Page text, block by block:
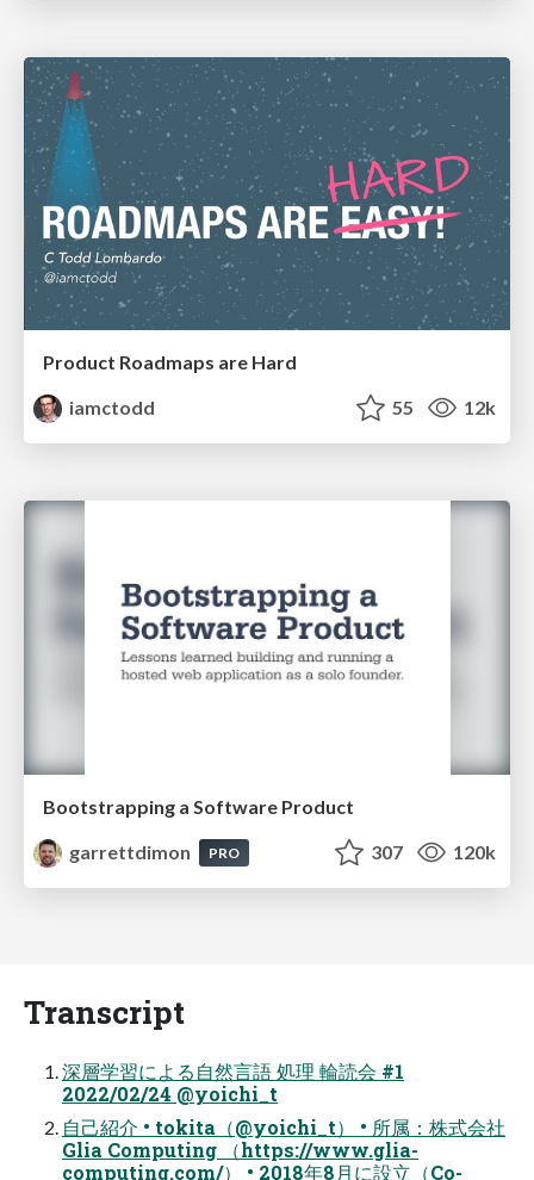
Product Roadmaps are Hard
iamctodd
55 12k
Bootstrapping a Software Product
garrettdimon
PRO 307 120k
Transcript
深層学習による⾃然⾔語 処理 輪読会 #1
2022/02/24 @yoichi_t
⾃⼰紹介 • tokita（@yoichi_t） • 所属：株式会社
Glia Computing （https://www.glia-
computing.com/） • 2018年8⽉に設⽴（Co-